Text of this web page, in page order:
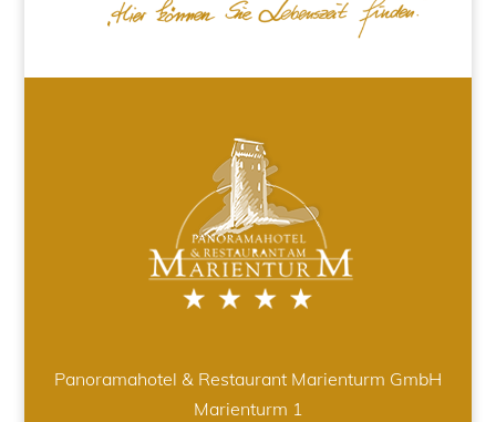
Panoramahotel & Restaurant Marienturm GmbH
Marienturm 1